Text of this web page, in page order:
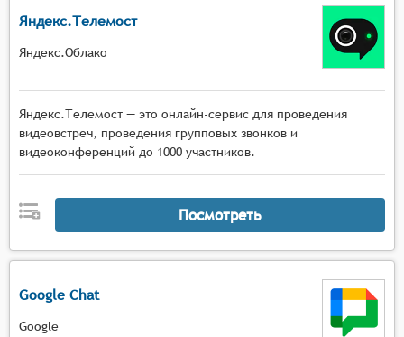
Яндекс.Телемост
Яндекс.Облако
Яндекс.Телемост — это онлайн-сервис для проведения
видеовстреч, проведения групповых звонков и
видеоконференций до 1000 участников.
Посмотреть
Google Chat
Google